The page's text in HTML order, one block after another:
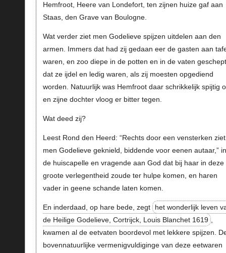
Hemfroot, Heere van Londefort, ten zijnen huize gaf aan
Staas, den Grave van Boulogne.
Wat verder ziet men Godelieve spijzen uitdelen aan den
armen. Immers dat had zij gedaan eer de gasten aan
waren, en zoo diepe in de potten en in de vaten
dat ze ijdel en ledig waren, als zij moesten opgediend
worden. Natuurlijk was Hemfroot daar schrikkelijk spijtig
en zijne dochter vloog er bitter tegen.
Wat deed zij?
Leest Rond den Heerd: “Rechts door een vensterken ziet
men Godelieve geknield, biddende voor eenen autaar,” in
de huiscapelle en vragende aan God dat bij haar in deze
groote verlegentheid zoude ter hulpe komen, en haren
vader in geene schande laten komen.
En inderdaad, op hare bede, zegt
het wonderlijk leven
de Heilige Godelieve, Cortrijck, Louis Blanchet 1619 ,
kwamen al de eetvaten boordevol met lekkere spijzen.
bovennatuurlijke vermenigvuldiginge van deze eetwaren